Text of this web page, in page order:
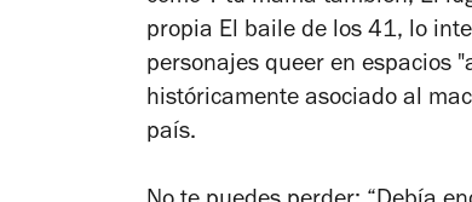
propia El baile de los 41, lo
personajes queer en espacios
históricamente asociado al
país.